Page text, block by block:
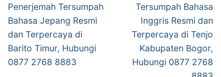
post:
Penerjemah Tersumpah
Bahasa Jepang Resmi
dan Terpercaya di
Barito Timur, Hubungi
0877 2768 8883
post:
Tersumpah Bahasa
Inggris Resmi dan
Terpercaya di Tenjo
Kabupaten Bogor,
Hubungi 0877 2768